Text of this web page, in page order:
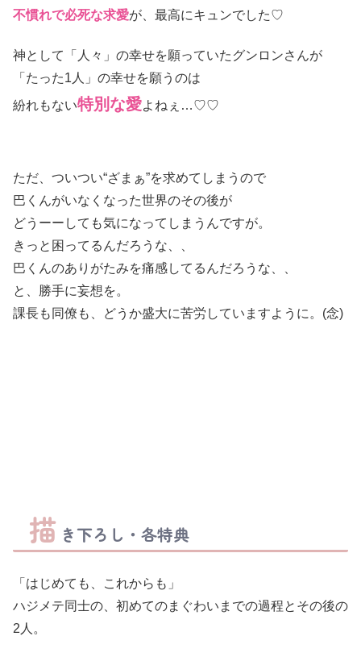
不慣れで必死な求愛が、最高にキュンでした♡
神として「人々」の幸せを願っていたグンロンさんが
「たった1人」の幸せを願うのは
紛れもない特別な愛よねぇ…♡♡
ただ、ついつい“ざまぁ”を求めてしまうので
巴くんがいなくなった世界のその後が
どうーーしても気になってしまうんですが。
きっと困ってるんだろうな、、
巴くんのありがたみを痛感してるんだろうな、、
と、勝手に妄想を。
課長も同僚も、どうか盛大に苦労していますように。(念)
描 き下ろし・各特典
「はじめても、これからも」
ハジメテ同士の、初めてのまぐわいまでの過程とその後の
2人。